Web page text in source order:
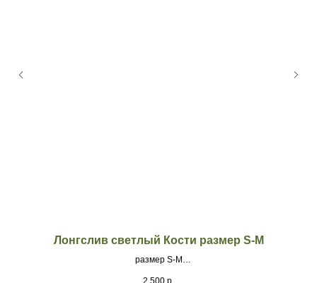
Лонгслив светлый Кости размер S-М
размер S-М
2 500 р.